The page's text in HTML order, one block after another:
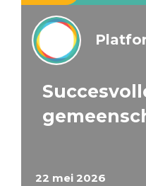
22 mei 2026